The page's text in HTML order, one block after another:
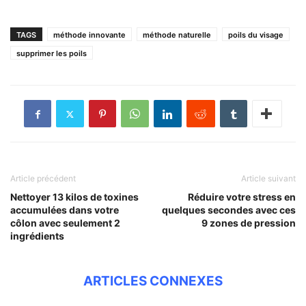
TAGS méthode innovante méthode naturelle
poils du visage
supprimer les poils
Article précédent
Nettoyer 13 kilos de toxines
accumulées dans votre
côlon avec seulement 2
ingrédients
Article suivant
Réduire votre stress en
quelques secondes avec ces
9 zones de pression
ARTICLES CONNEXES